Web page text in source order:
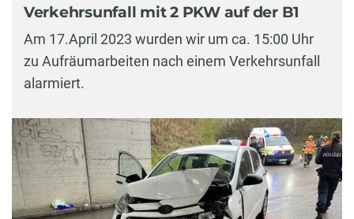
Verkehrsunfall mit 2 PKW auf der B1
Am 17.April 2023 wurden wir um ca. 15:00 Uhr
zu Aufräumarbeiten nach einem Verkehrsunfall
alarmiert.